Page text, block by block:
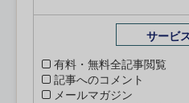
サービ
有料・無料全記事閲覧
記事へのコメント
メールマガジン